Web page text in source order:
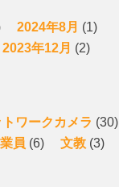
2024年8月 (1)
2023年12月 (2)
ワークカメラ (30)
員 (6) 文教 (3)